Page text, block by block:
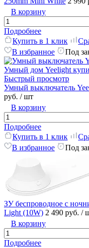
В корзину
Подробнее
Купить в 1 клик
В избранное
Под
Быстрый просмотр
Умный выключатель
руб. / шт
В корзину
Подробнее
Купить в 1 клик
В избранное
Под
ЗУ беспроводное с
Light (10W) 2 490 руб. /
В корзину
Подробнее